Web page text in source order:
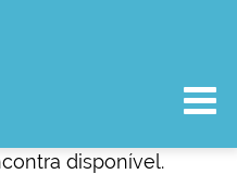
disponível.